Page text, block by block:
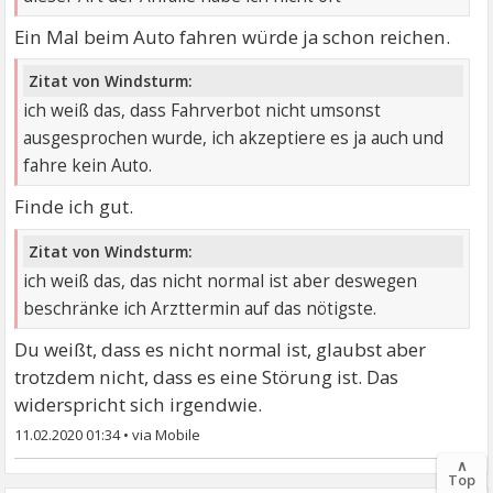
=> ich nehme ja schon Lamotrigin und das hat man
Stationär eindosiert, weil man wusste alleine mache
ich das nicht. War im Vorfeld 3 Wochen in der gleichen
Klinik wo man Keppra eindosiert hat, habe mich aber
nach 3 Wochen selbst entlassen und sollte
ursprünglich Zuhause dann nach Plan aus der Klinik
selbstständig aufdosieren, was ich nicht gemacht
habe.
2018 war das, und auch die Zeit des Absetzen von
Keppra und des Einschleichen vom Lamotrigin war für
mich eine harte Zeit, nur durch ausgezeichnete
Mitpatienten war der Aufenthalt über 9 Wochen
aushaltbar.
Lamotrigin nehme ich zuverlässig in der verordneten
Menge, das Absetzen vom Benzo ist abgesprochen
und ich habe keine zeitliche Vorgabe wie und wann ich
angepasst an meinem Körperlichen Befinden
Ein Mal beim Auto fahren würde ja schon reichen.
Zitat von Windsturm:
ich weiß das, dass Fahrverbot nicht umsonst
ausgesprochen wurde, ich akzeptiere es ja auch und
fahre kein Auto.
Finde ich gut.
Zitat von Windsturm:
ich weiß das, das nicht normal ist aber deswegen
beschränke ich Arzttermin auf das nötigste.
Du weißt, dass es nicht normal ist, glaubst aber
trotzdem nicht, dass es eine Störung ist. Das
widerspricht sich irgendwie.
11.02.2020 01:34•
∧
Top